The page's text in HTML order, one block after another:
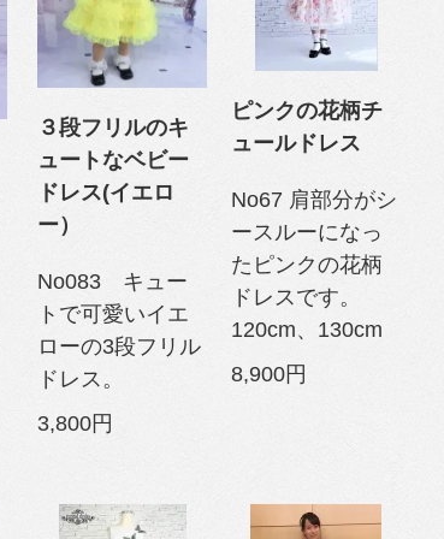
３段フリルのキ
ュートなベビー
ドレス(イエロ
ー）
No083 キュー
トで可愛いイエ
ローの3段フリル
ドレス。
3,800円
ピンクの花柄チ
ュールドレス
No67 肩部分がシ
ースルーになっ
たピンクの花柄
ドレスです。
120cm、130cm
8,900円